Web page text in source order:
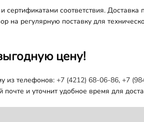
соответствия. Доставка
на регулярную поставку для
цену!
из телефонов: +7 (4212) 68-06-86, +7
и уточнит удобное время для